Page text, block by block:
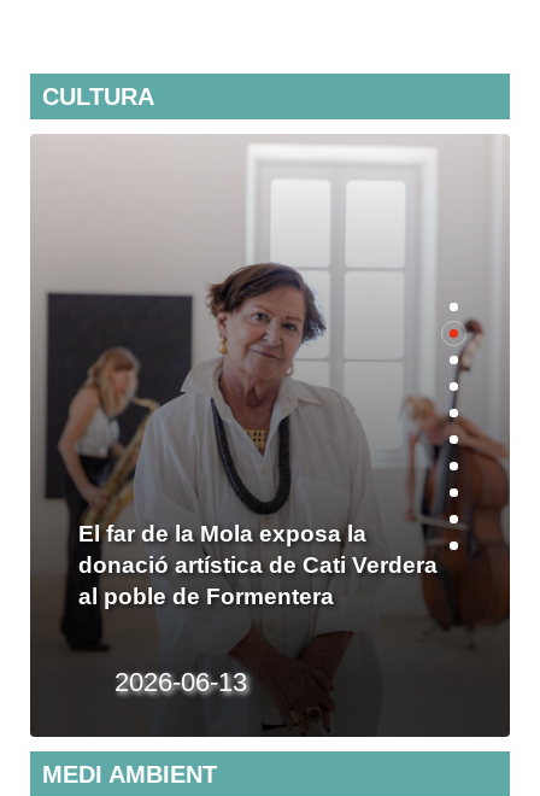
CULTURA
PÒDCAST: Aïda Miró reivindica la
igualtat en la seva pròxima
exposició a Formentera
2026-02-23
MEDI AMBIENT